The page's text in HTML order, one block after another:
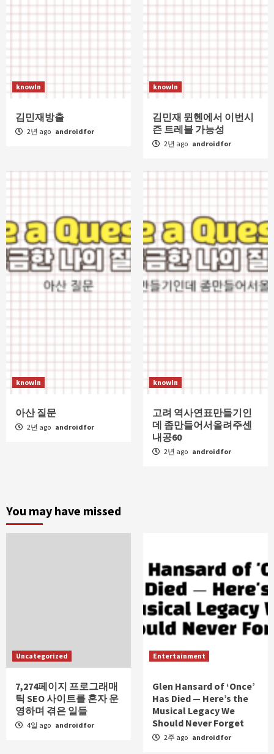
knowIn
김민재방출
2년 ago androidfor
knowIn
김민재 뮌헨에서 이번시
즌 트레블 가능성
2년 ago androidfor
knowIn
아산 질문
2년 ago androidfor
knowIn
고려 역사연표만들기인
데 좀만들어서올려주센
내공60
2년 ago androidfor
You may have missed
Uncategorized
7,274페이지 프로그래매
틱 SEO 사이트를 혼자 운
영하며 겪은 일들
4일 ago androidfor
Entertainment
Glen Hansard of ‘Once’
Has Died — Here’s the
Musical Legacy We
Should Never Forget
2주 ago androidfor